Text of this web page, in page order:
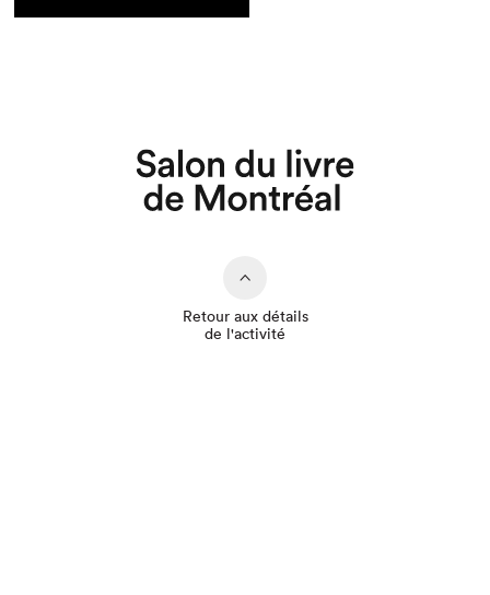
Que cherchez-vous?
Retour aux détails
de l'activité